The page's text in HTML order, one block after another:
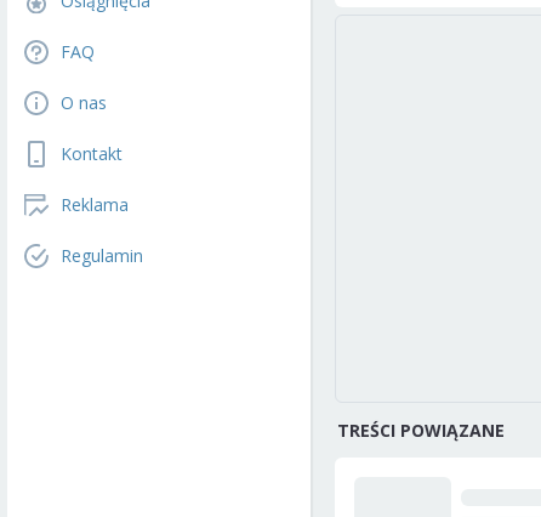
FAQ
O nas
Kontakt
Reklama
Regulamin
TREŚCI POWIĄZANE